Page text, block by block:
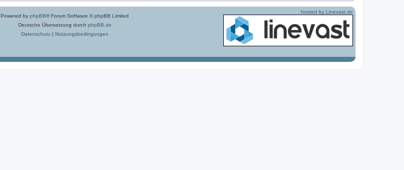
Powered by phpBB® Forum Software © phpBB Limited
Deutsche Übersetzung durch phpBB.de
Datenschutz| Nutzungsbedingungen
hosted by Linevast.de